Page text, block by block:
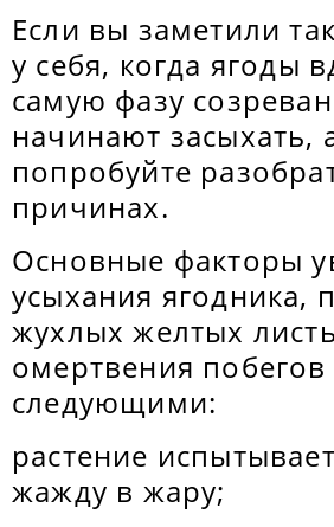
Если вы заметили
у себя, когда ягоды
самую фазу
начинают засыхать,
попробуйте
причинах.
Основные факторы
усыхания ягодника,
жухлых желтых
омертвения побегов
следующими:
растение
жажду в жару;